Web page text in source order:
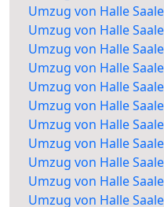
Umzug von Halle
Umzug von Halle
Umzug von Halle
Umzug von Halle
Umzug von Halle
Umzug von Halle
Umzug von Halle
Umzug von Halle
Umzug von Halle
Umzug von Halle
Umzug von Halle